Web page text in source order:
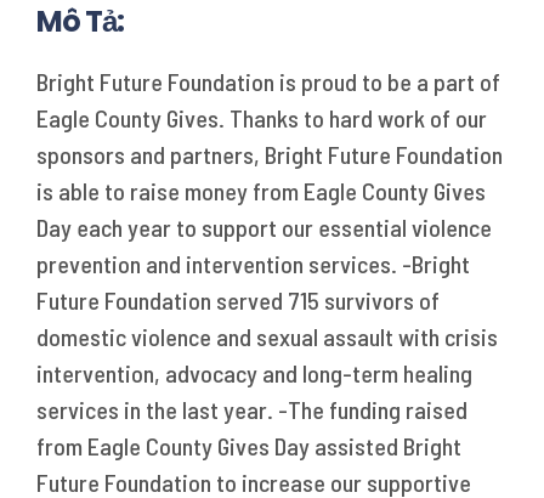
Mô Tả:
Bright Future Foundation is proud to be a part of
Eagle County Gives. Thanks to hard work of our
sponsors and partners, Bright Future Foundation
is able to raise money from Eagle County Gives
Day each year to support our essential violence
prevention and intervention services. -Bright
Future Foundation served 715 survivors of
domestic violence and sexual assault with crisis
intervention, advocacy and long-term healing
services in the last year. -The funding raised
from Eagle County Gives Day assisted Bright
Future Foundation to increase our supportive